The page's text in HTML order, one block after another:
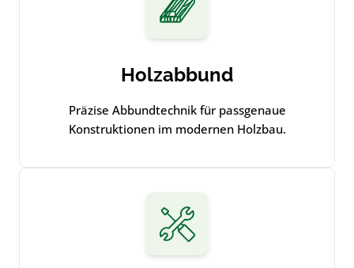
Holzabbund
Präzise Abbundtechnik für passgenaue
Konstruktionen im modernen Holzbau.